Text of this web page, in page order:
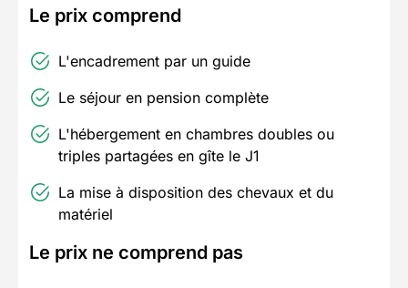
Le prix comprend
L'encadrement par un guide
Le séjour en pension complète
L'hébergement en chambres doubles ou
triples partagées en gîte le J1
La mise à disposition des chevaux et du
matériel
Le prix ne comprend pas